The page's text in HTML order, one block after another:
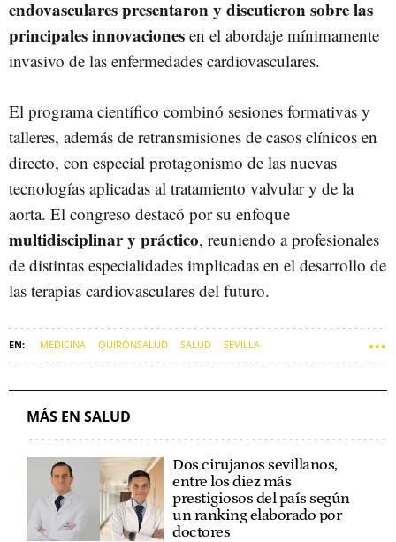
endovasculares presentaron y discutieron sobre las
principales innovaciones en el abordaje mínimamente
invasivo de las enfermedades cardiovasculares.
El programa científico combinó sesiones formativas y
talleres, además de retransmisiones de casos clínicos en
directo, con especial protagonismo de las nuevas
tecnologías aplicadas al tratamiento valvular y de la
aorta. El congreso destacó por su enfoque
multidisciplinar y práctico, reuniendo a profesionales
de distintas especialidades implicadas en el desarrollo de
las terapias cardiovasculares del futuro.
MEDICINA QUIRÓNSALUD SALUD SEVILLA
MÁS EN SALUD
Dos cirujanos sevillanos,
entre los diez más
prestigiosos del país según
un ranking elaborado por
doctores